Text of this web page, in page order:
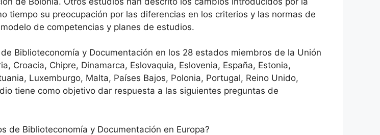
tiempo su preocupación por las diferencias en los criterios y las normas de
de competencias y planes de estudios.
Biblioteconomía y Documentación en los 28 estados miembros de la Unión
Croacia, Chipre, Dinamarca, Eslovaquia, Eslovenia, España, Estonia,
Luxemburgo, Malta, Países Bajos, Polonia, Portugal, Reino Unido,
tiene como objetivo dar respuesta a las siguientes preguntas de
de Biblioteconomía y Documentación en Europa?